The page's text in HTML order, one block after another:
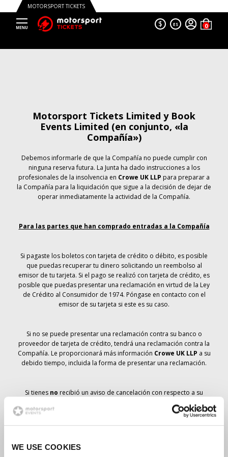
WE USE COOKIES
MOTORSPORT TICKETS
$ ES
Motorsport Tickets Limited y Book
Events Limited (en conjunto, «la
Compañía»)
Debemos informarle de que la Compañía no puede cumplir con
ninguna reserva futura. La Junta ha dado instrucciones a los
profesionales de la insolvencia en Crowe UK LLP para preparar a
la Compañía para la liquidación que sigue a la decisión de dejar de
operar inmediatamente la actividad de la Compañía.
Para las partes que han comprado entradas a la Compañía
Si pagaste los boletos con tarjeta de crédito o débito, es posible
que puedas recuperar tu dinero solicitando un reembolso al
emisor de tu tarjeta. Si el pago se realizó con tarjeta de crédito, es
posible que puedas presentar una reclamación en virtud de la Ley
de Crédito al Consumidor de 1974. Póngase en contacto con el
emisor de su tarjeta si este es su caso.
Si no se puede presentar una reclamación contra su banco o
proveedor de tarjeta de crédito, tendrá una reclamación contra la
Compañía. Le proporcionará más información Crowe UK LLP a su
debido tiempo, incluida la forma de presentar una reclamación.
Si tienes no recibió un aviso de cancelación con respecto a su
pedido de entradas, su reserva no se ha cancelado y se prevé que
recibirá las entradas que ha pedido a su debido tiempo. La